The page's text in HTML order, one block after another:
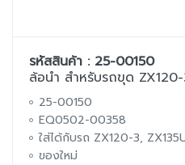
รหัสสินค้า : 25-00150
ล้อนำ สำหรับรถขุด
25-00150
EQ0502-00358
ใส่ได้กับรถ ZX120-3,
ของใหม่